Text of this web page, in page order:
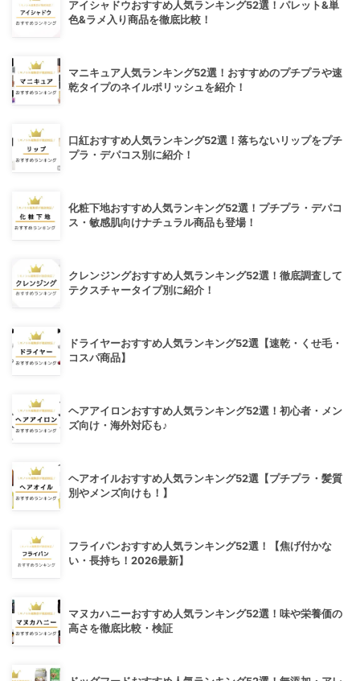
アイシャドウおすすめ人気ランキング52選！パレット&単
色&ラメ入り商品を徹底比較！
マニキュア人気ランキング52選！おすすめのプチプラや速
乾タイプのネイルポリッシュを紹介！
口紅おすすめ人気ランキング52選！落ちないリップをプチ
プラ・デパコス別に紹介！
化粧下地おすすめ人気ランキング52選！プチプラ・デパコ
ス・敏感肌向けナチュラル商品も登場！
クレンジングおすすめ人気ランキング52選！徹底調査して
テクスチャータイプ別に紹介！
ドライヤーおすすめ人気ランキング52選【速乾・くせ毛・
コスパ商品】
ヘアアイロンおすすめ人気ランキング52選！初心者・メン
ズ向け・海外対応も♪
ヘアオイルおすすめ人気ランキング52選【プチプラ・髪質
別やメンズ向けも！】
フライパンおすすめ人気ランキング52選！【焦げ付かな
い・長持ち！2026最新】
マヌカハニーおすすめ人気ランキング52選！味や栄養価の
高さを徹底比較・検証